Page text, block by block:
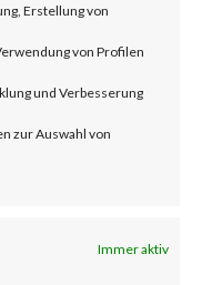
Erstellung von
von Profilen
und Verbesserung
zur Auswahl von
Immer aktiv
products